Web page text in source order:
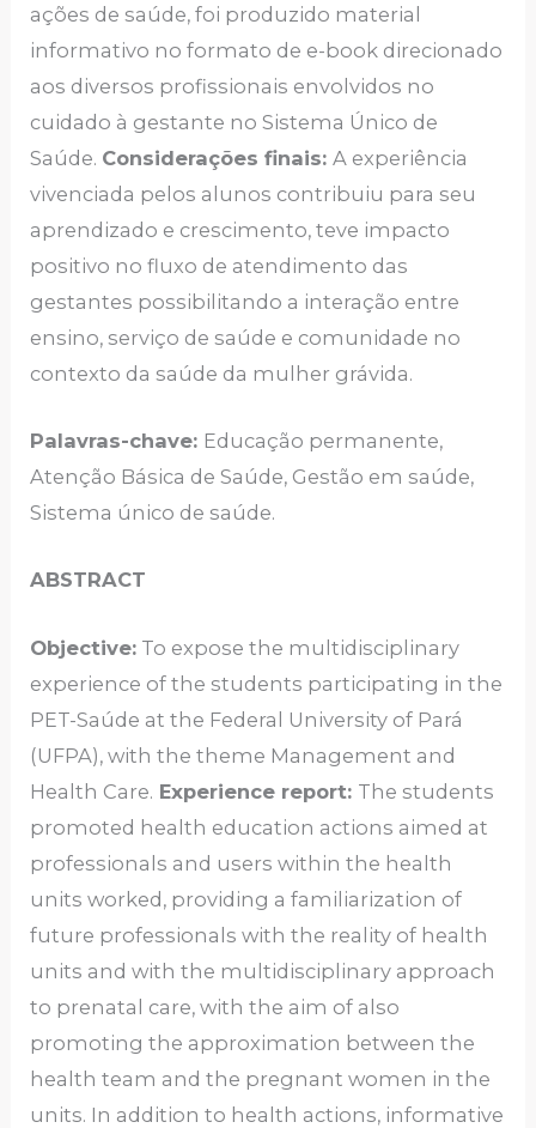
ações de saúde, foi produzido material
informativo no formato de e-book direcionado
aos diversos profissionais envolvidos no
cuidado à gestante no Sistema Único de
Saúde. Considerações finais:A experiência
vivenciada pelos alunos contribuiu para seu
aprendizado e crescimento, teve impacto
positivo no fluxo de atendimento das
gestantes possibilitando a interação entre
ensino, serviço de saúde e comunidade no
contexto da saúde da mulher grávida.
Palavras-chave: Educação permanente,
Atenção Básica de Saúde, Gestão em saúde,
Sistema único de saúde.
ABSTRACT
Objective: To expose the multidisciplinary
experience of the students participating in the
PET-Saúde at the Federal University of Pará
(UFPA), with the theme Management and
Health Care. Experience report: The students
promoted health education actions aimed at
professionals and users within the health
units worked, providing a familiarization of
future professionals with the reality of health
units and with the multidisciplinary approach
to prenatal care, with the aim of also
promoting the approximation between the
health team and the pregnant women in the
units. In addition to health actions, informative